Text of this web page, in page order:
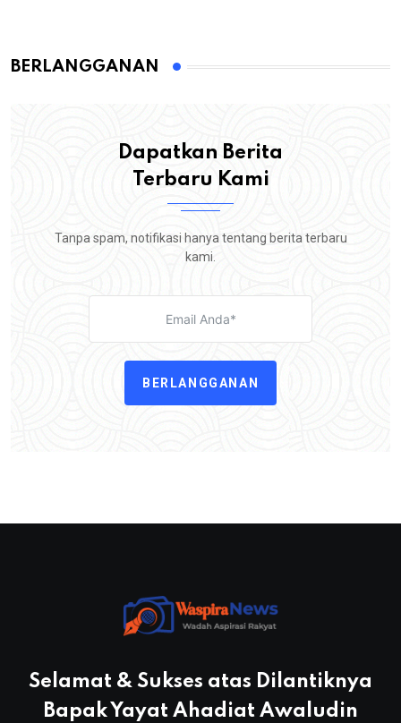
BERLANGGANAN
Dapatkan Berita
Terbaru Kami
Tanpa spam, notifikasi hanya tentang berita terbaru
kami.
BERLANGGANAN
Selamat & Sukses atas Dilantiknya
Bapak Yayat Ahadiat Awaludin